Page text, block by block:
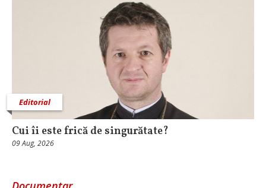
Editorial
Cui îi este frică de singurătate?
09 Aug, 2026